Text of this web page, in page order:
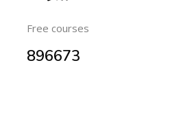
Free courses
896673